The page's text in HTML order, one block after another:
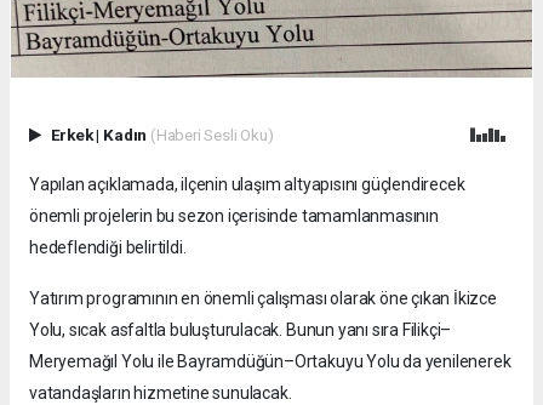
Erkek| Kadın (Haberi Sesli Oku)
Yapılan açıklamada, ilçenin ulaşım altyapısını güçlendirecek
önemli projelerin bu sezon içerisinde tamamlanmasının
hedeflendiği belirtildi.
Yatırım programının en önemli çalışması olarak öne çıkan İkizce
Yolu, sıcak asfaltla buluşturulacak. Bunun yanı sıra Filikçi–
Meryemağıl Yolu ile Bayramdüğün–Ortakuyu Yolu da yenilenerek
vatandaşların hizmetine sunulacak.